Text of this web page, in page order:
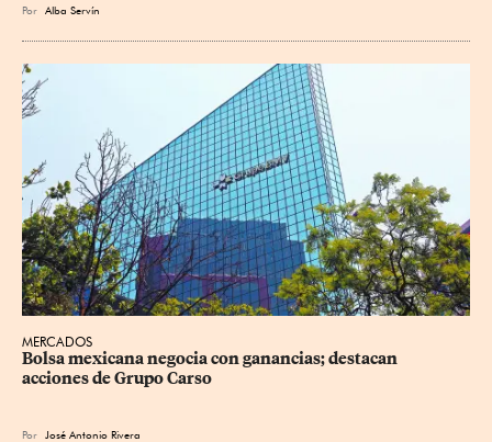
Por Alba Servín
MERCADOS
Bolsa mexicana negocia con ganancias; destacan
acciones de Grupo Carso
Por José Antonio Rivera